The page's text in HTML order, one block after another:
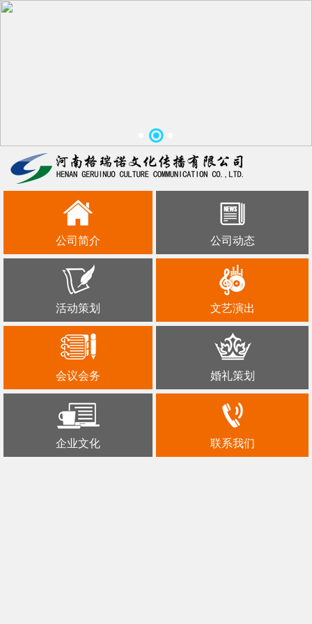
公司简介 公司动态
活动策划 文艺演出
会议会务 婚礼策划
企业文化 联系我们